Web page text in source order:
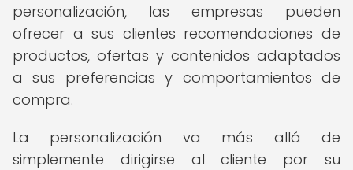
personalización, las empresas pueden
ofrecer a sus clientes recomendaciones de
productos, ofertas y contenidos adaptados
a sus preferencias y comportamientos de
compra.
La personalización va más allá de
simplemente dirigirse al cliente por su